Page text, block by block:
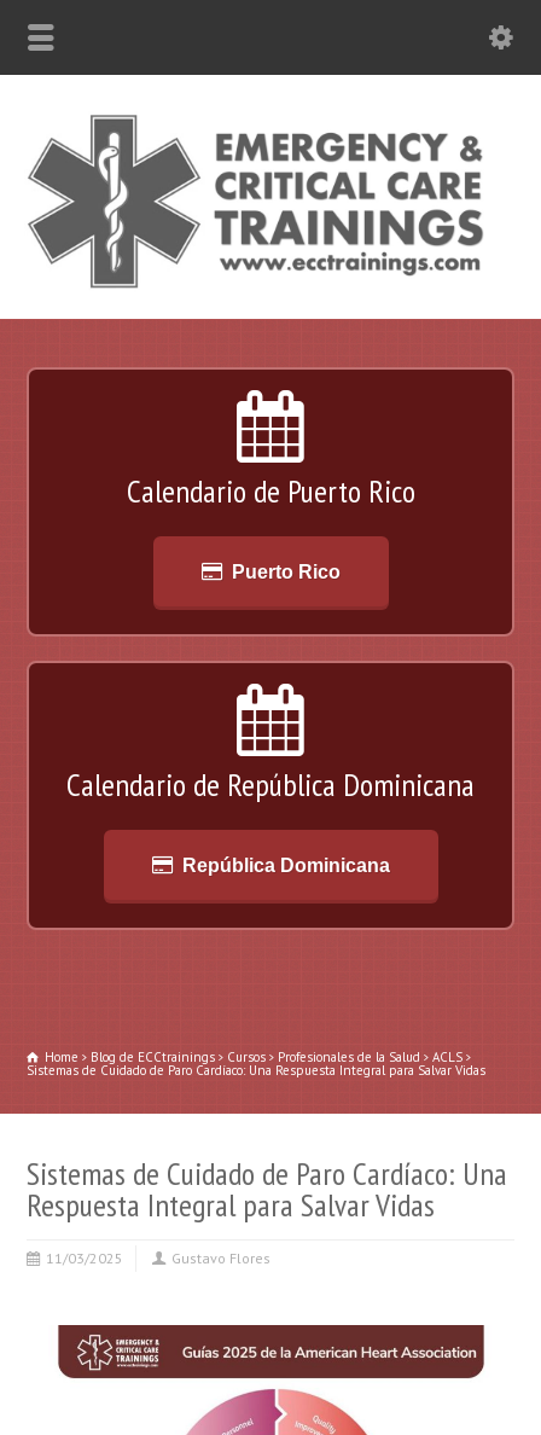
Calendario de Puerto Rico
Puerto Rico
Calendario de República Dominicana
República Dominicana
Home Blog de ECCtrainings Cursos Profesionales de la Salud ACLS
Sistemas de Cuidado de Paro Cardíaco: Una Respuesta Integral para Salvar Vidas
Sistemas de Cuidado de Paro Cardíaco: Una
Respuesta Integral para Salvar Vidas
11/03/2025 Gustavo Flores